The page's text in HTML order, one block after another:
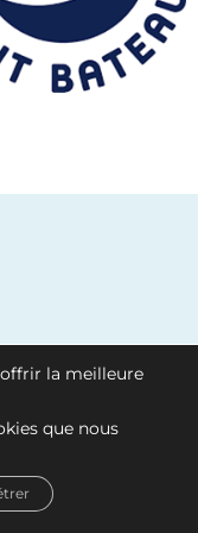
la meilleure
que nous